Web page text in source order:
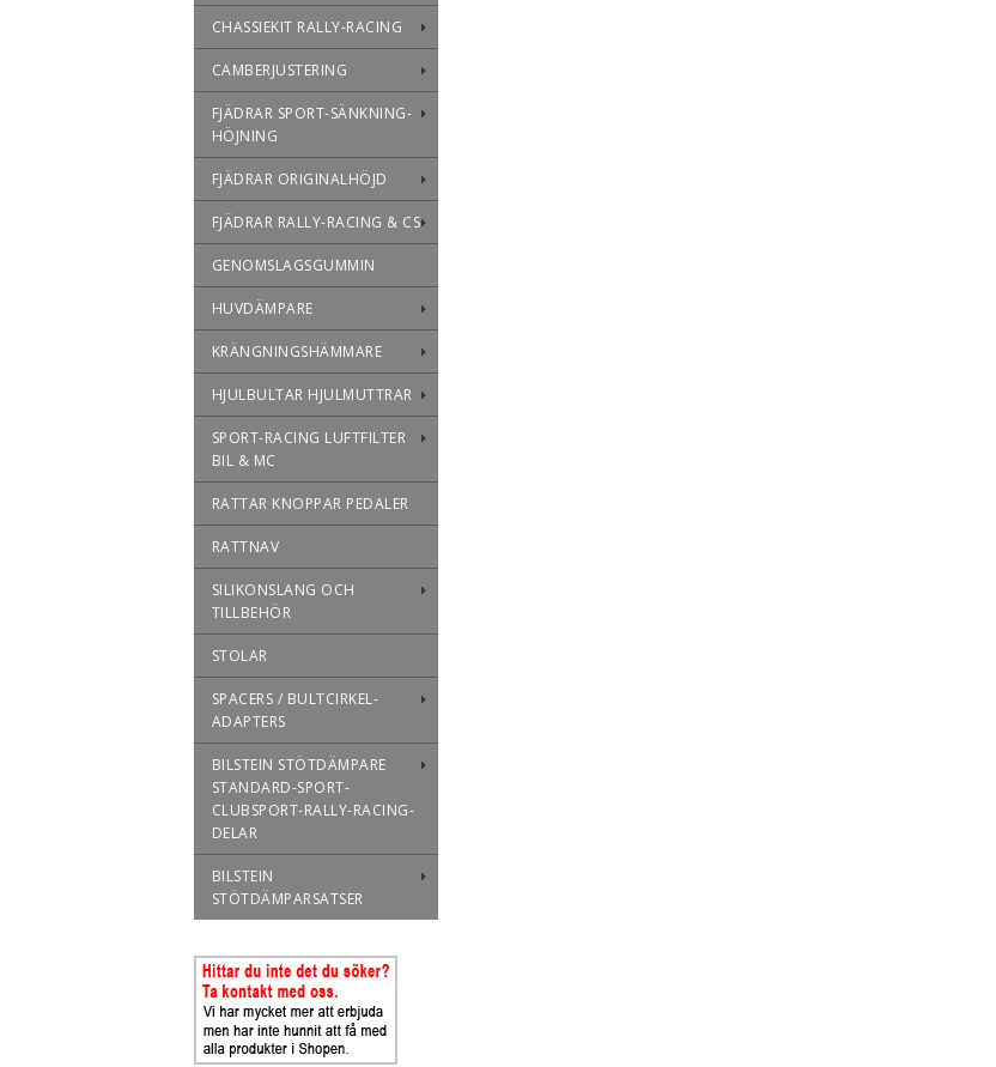
CHASSIEKIT RALLY-RACING
CAMBERJUSTERING
FJÄDRAR SPORT-SÄNKNING-
HÖJNING
FJÄDRAR ORIGINALHÖJD
FJÄDRAR RALLY-RACING & CS
GENOMSLAGSGUMMIN
HUVDÄMPARE
KRÄNGNINGSHÄMMARE
HJULBULTAR HJULMUTTRAR
SPORT-RACING LUFTFILTER
BIL & MC
RATTAR KNOPPAR PEDALER
RATTNAV
SILIKONSLANG OCH
TILLBEHÖR
STOLAR
SPACERS / BULTCIRKEL-
ADAPTERS
BILSTEIN STÖTDÄMPARE
STANDARD-SPORT-
CLUBSPORT-RALLY-RACING-
DELAR
BILSTEIN
STÖTDÄMPARSATSER